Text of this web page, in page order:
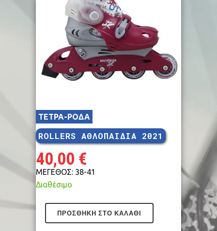
ΤΕΤΡΑ-ΡΟΔΑ
ROLLERS ΑΘΛΟΠΑΙΔΙΑ 2021
40,00 €
ΜΕΓΕΘΟΣ: 38-41
Διαθέσιμο
ΠΡΟΣΘΉΚΗ ΣΤΟ ΚΑΛΆΘΙ